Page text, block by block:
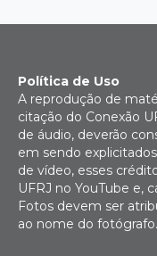
Política de Uso
A reprodução de
citação do Conexão
de áudio, deverão
em sendo
de vídeo, esses
UFRJ no YouTube e,
Fotos devem ser
ao nome do fotógrafo.